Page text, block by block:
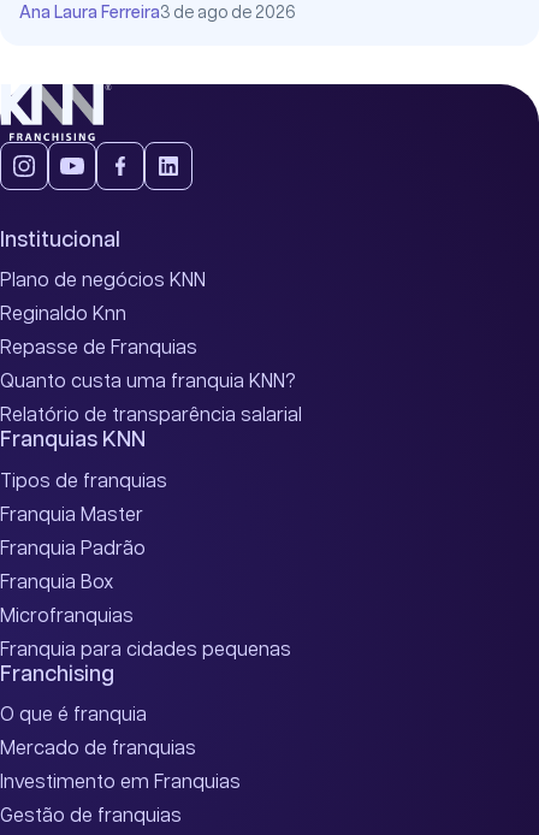
Ana Laura Ferreira3 de ago de 2026
Institucional
Plano de negócios KNN
Reginaldo Knn
Repasse de Franquias
Quanto custa uma franquia KNN?
Relatório de transparência salarial
Franquias KNN
Tipos de franquias
Franquia Master
Franquia Padrão
Franquia Box
Microfranquias
Franquia para cidades pequenas
Franchising
O que é franquia
Mercado de franquias
Investimento em Franquias
Gestão de franquias